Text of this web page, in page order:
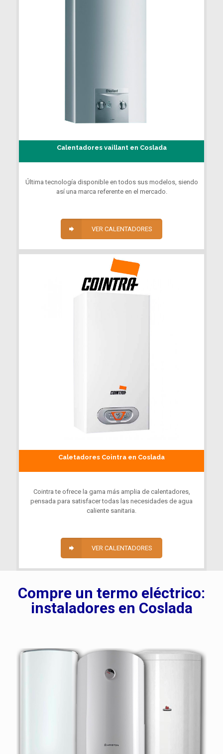
Calentadores vaillant en Coslada
Última tecnología disponible en todos sus modelos, siendo
así una marca referente en el mercado.
VER CALENTADORES
Caletadores Cointra en Coslada
Cointra te ofrece la gama más amplia de calentadores,
pensada para satisfacer todas las necesidades de agua
caliente sanitaria.
VER CALENTADORES
Compre un termo eléctrico:
instaladores en Coslada